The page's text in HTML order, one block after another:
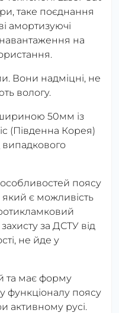
таке поєднання
амортизуючі
на
Вони надміцні, не
вологу.
50мм із
(Південна Корея)
випадкового
поясу
є можливість
за ДСТУ від
не йде у
та має форму
функціоналу поясу
активному русі.